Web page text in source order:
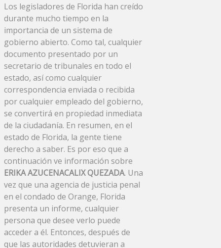
Los legisladores de Florida han creído
durante mucho tiempo en la
importancia de un sistema de
gobierno abierto. Como tal, cualquier
documento presentado por un
secretario de tribunales en todo el
estado, así como cualquier
correspondencia enviada o recibida
por cualquier empleado del gobierno,
se convertirá en propiedad inmediata
de la ciudadanía. En resumen, en el
estado de Florida, la gente tiene
derecho a saber. Es por eso que a
continuación ve información sobre
ERIKA AZUCENACALIX QUEZADA. Una
vez que una agencia de justicia penal
en el condado de Orange, Florida
presenta un informe, cualquier
persona que desee verlo puede
acceder a él. Entonces, después de
que las autoridades detuvieran a